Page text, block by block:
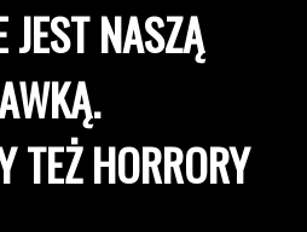
NASZĄ
TEŻ HORRORY